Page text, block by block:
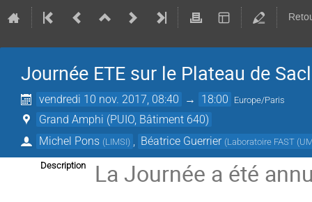
Journée ETE sur le Plateau de
vendredi 10 nov. 2017, 08:40 → 18:00 Europe/Paris
Grand Amphi (PUIO, Bâtiment 640)
Michel Pons (LIMSI) Béatrice Guerrier (Laboratoire FAST
Description La Journée a été